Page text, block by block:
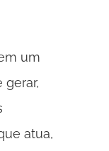
um
gerar,
atua,